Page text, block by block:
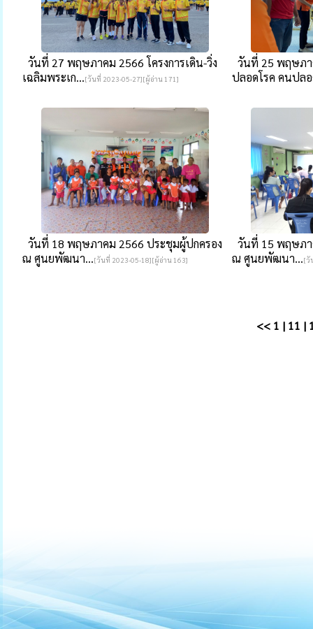
วันที่ 27 พฤษภาคม 2566 โครงการเดิน-วิ่ง
เฉลิมพระเก...[วันที่ 2023-05-27][ผู้อ่าน 171]
วันที่ 25 พฤษภา
ปลอดโรค คนปล
วันที่ 18 พฤษภาคม 2566 ประชุมผู้ปกครอง
ณ ศูนยพัฒนา...[วันที่ 2023-05-18][ผู้อ่าน 163]
วันที่ 15 พฤษภา
ณ ศูนยพัฒนา...[วั
<< 1 | 11 |